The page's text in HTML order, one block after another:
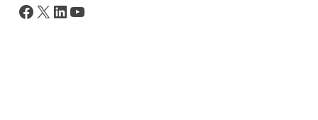
Facebook
X LinkedIn
YouTube